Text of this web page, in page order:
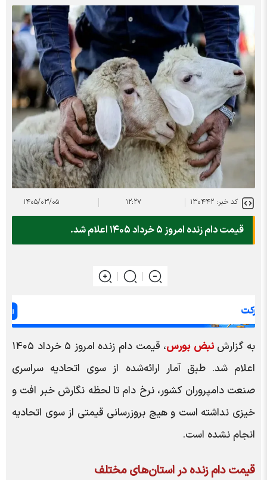
کد خبر: ۱۳۰۴۴۲ ۱۲:۲۷ ۱۴۰۵/۰۳/۰۵
قیمت دام زنده امروز ۵ خرداد ۱۴۰۵ اعلام شد.
به گزارشنبض بورس
، قیمت دام زنده امروز ۵ خرداد ۱۴۰۵
اعلام شد. طبق آمار ارائه‌شده از سوی اتحادیه سراسری
صنعت دامپروران کشور، نرخ دام تا لحظه نگارش خبر افت و
خیزی نداشته است و هیچ بروزرسانی قیمتی از سوی اتحادیه
انجام نشده است.
قیمت دام زنده در استان‌های مختلف